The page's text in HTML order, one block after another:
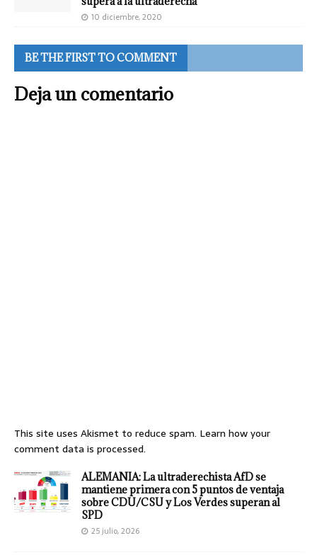
10 diciembre, 2020
BE THE FIRST TO COMMENT
Deja un comentario
This site uses Akismet to reduce spam. Learn how your
comment data is processed.
ALEMANIA: La ultraderechista AfD se
mantiene primera con 5 puntos de ventaja
sobre CDU/CSU y Los Verdes superan al
SPD
25 julio, 2026